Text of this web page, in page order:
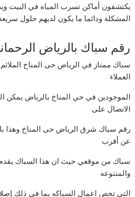
يكتشفون أماكن تسرب المياه في البيت
المشكلة ودائما ما يكون لديهم حلول
رقم سباك بالرياض
سباك ممتاز في الرياض حى المناخ
العملاء
الموجودين في حي المناخ بالرياض يمكن
الاتصال على
رقم سباك شرق الرياض حى المناخ وهذا
عن أقرب
سباك من موقعي حيث ان هذا السباك
والمتنوعه
التي تخص اعمال السباكه بما في ذلك